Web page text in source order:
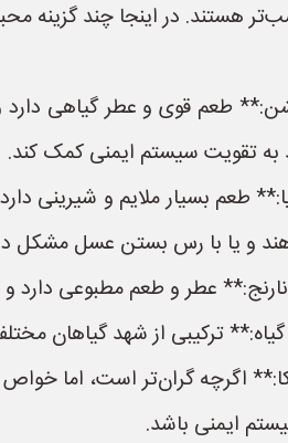
هستند. در اینجا چند گزینه
طعم قوی و عطر گیاهی دارد
به تقویت سیستم ایمنی کمک کند.
طعم بسیار ملایم و شیرینی
و یا با رس بستن عسل مشکل
عطر و طعم مطبوعی
ترکیبی از شهد گیاهان
اگرچه گران‌تر است، اما خواص
ایمنی باشد.